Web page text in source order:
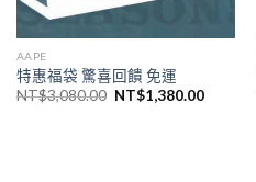
AAPE
特惠福袋 驚喜回饋 免運
NT$3,080.00 NT$1,380.00